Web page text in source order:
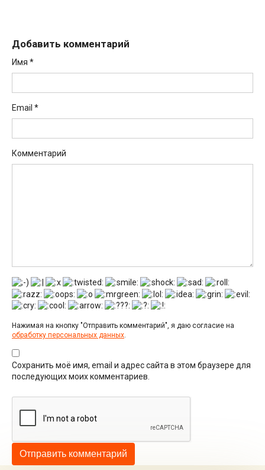
Добавить комментарий
Имя *
Email *
Комментарий
Нажимая на кнопку "Отправить комментарий", я даю согласие на
обработку персональных данных.
Сохранить моё имя, email и адрес сайта в этом браузере для
последующих моих комментариев.